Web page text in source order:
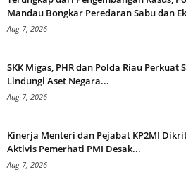
Mandau Bongkar Peredaran Sabu dan
Aug 7, 2026
SKK Migas, PHR dan Polda Riau Perkuat
Lindungi Aset Negara...
Aug 7, 2026
Kinerja Menteri dan Pejabat KP2MI
Aktivis Pemerhati PMI Desak...
Aug 7, 2026